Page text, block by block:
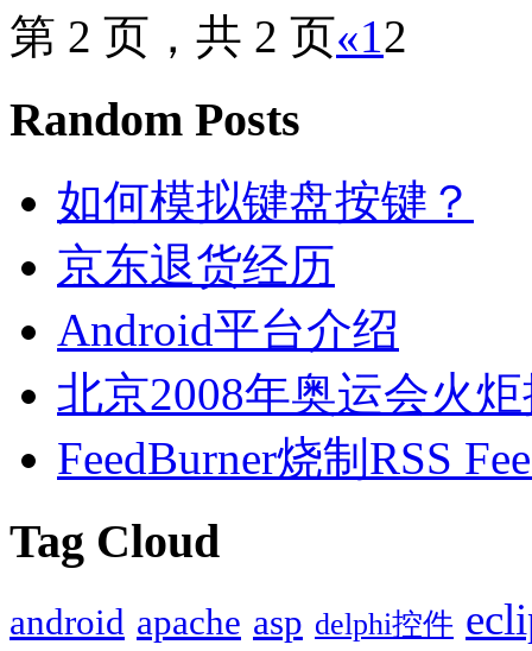
第 2 页，共 2 页«12
Random Posts
如何模拟键盘按键？
京东退货经历
Android平台介绍
北京2008年奥运会火
FeedBurner烧制RSS
Tag Cloud
android apache asp delphi控件